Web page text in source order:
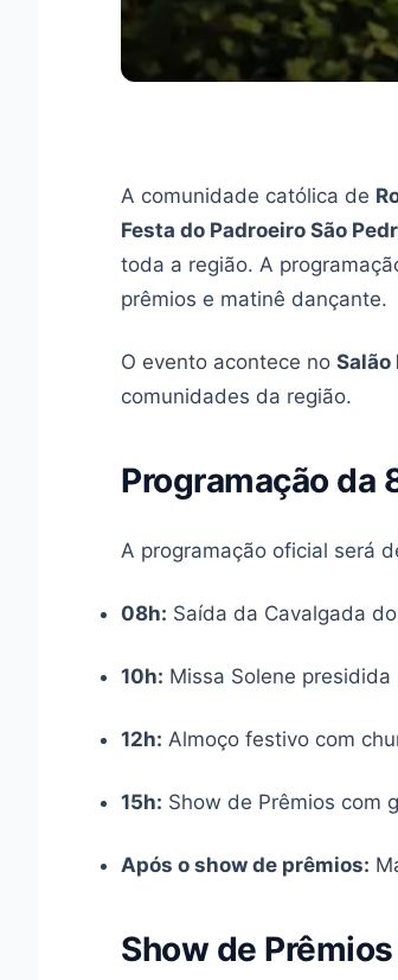
A comunidade católica de
Festa do Padroeiro São
toda a região. A
prêmios e matinê dançante.
O evento acontece no Salão
comunidades da região.
Programação da
A programação oficial será
08h: Saída da Cavalgada
10h: Missa Solene
12h: Almoço festivo com
15h: Show de Prêmios com
Após o show de prêmios:
Show de